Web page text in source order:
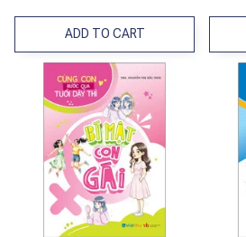
ADD TO CART